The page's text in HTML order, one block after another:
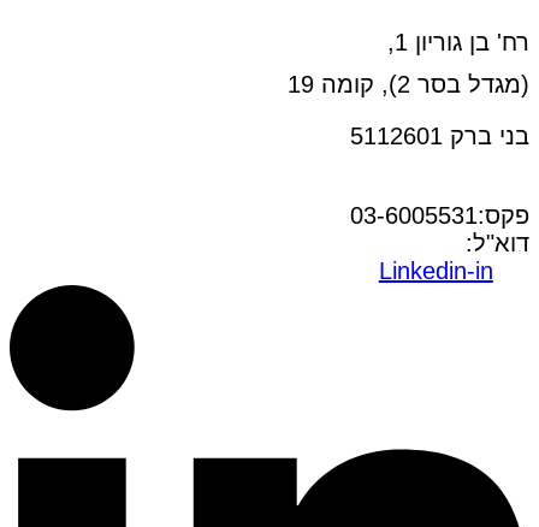
רח' בן גוריון 1,
(מגדל בסר 2), קומה 19
בני ברק 5112601
פקס:03-6005531
דוא"ל:
Linkedin-in